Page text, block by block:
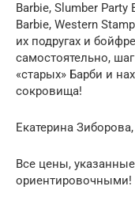
Barbie, Slumber Party
Barbie, Western
их подругах и
самостоятельно,
«старых» Барби и
сокровища!
Екатерина
Все цены,
ориентировочными!